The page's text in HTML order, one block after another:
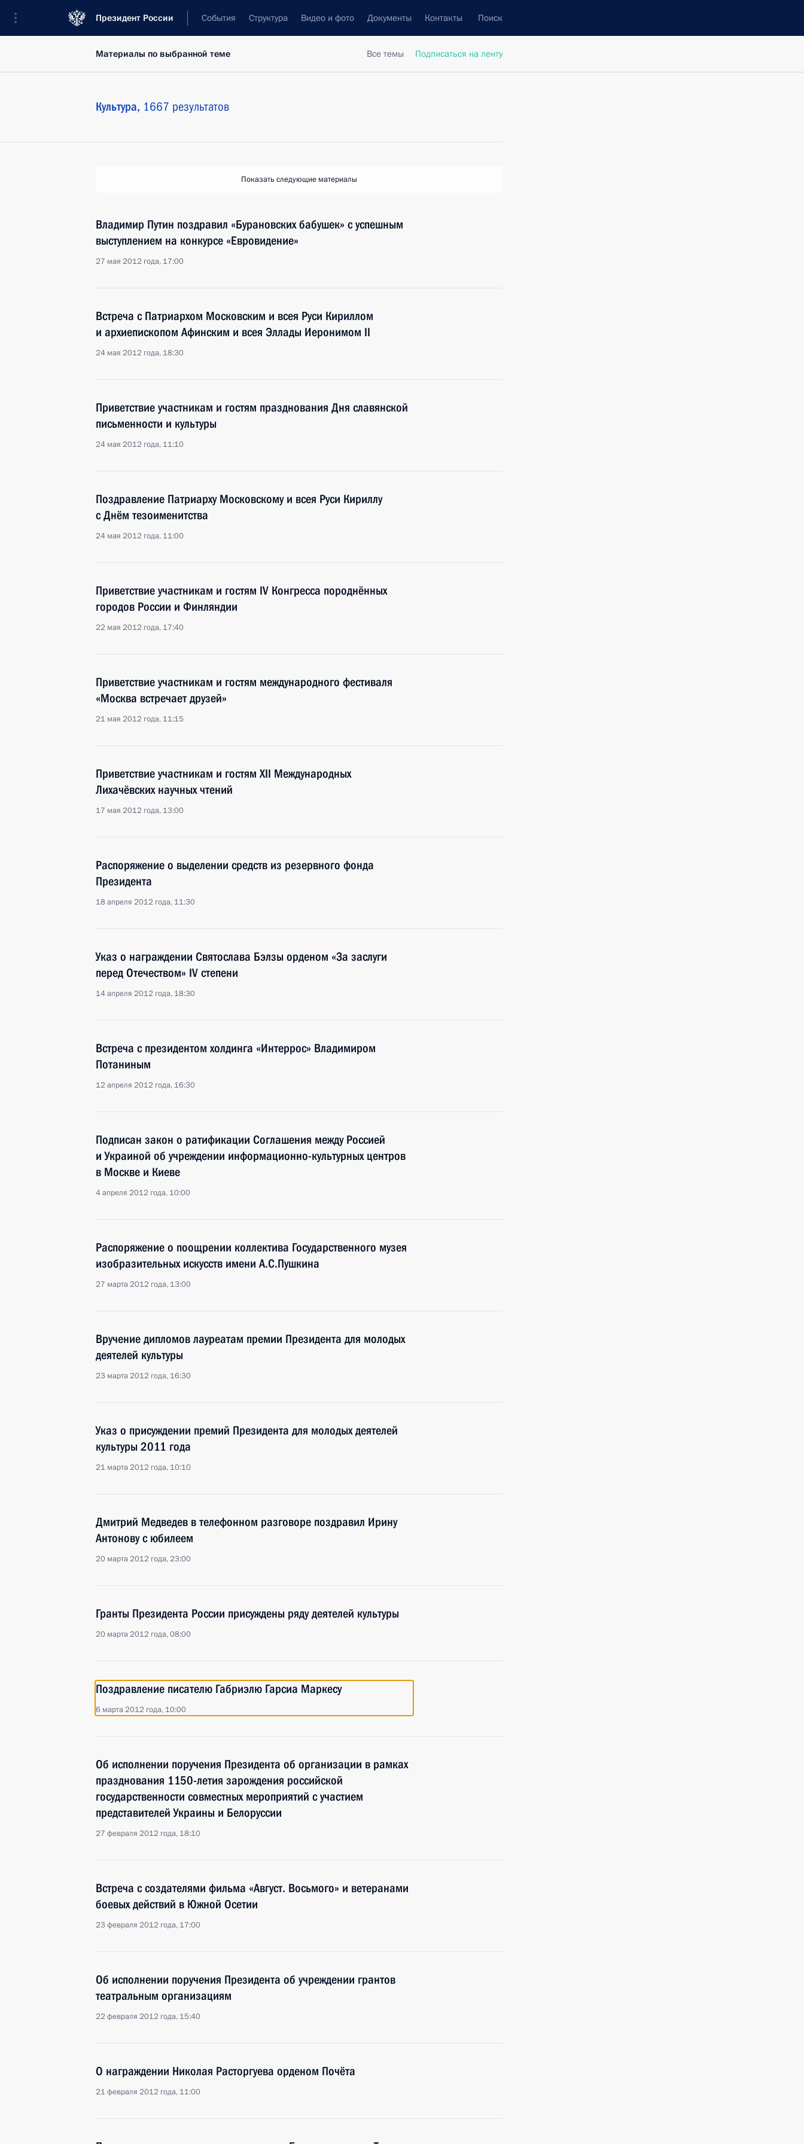
Президент России События Структура Видео и фото Документы Контакты Поиск
Все темы Подписаться на ленту
Материалы по выбранной теме
Культура, 1667 результатов
Показать следующие материалы
Владимир Путин поздравил «Бурановских бабушек» с успешным
выступлением на конкурсе «Евровидение»
27 мая 2012 года, 17:00
Встреча с Патриархом Московским и всея Руси Кириллом
и архиепископом Афинским и всея Эллады Иеронимом II
24 мая 2012 года, 18:30
Приветствие участникам и гостям празднования Дня славянской
письменности и культуры
24 мая 2012 года, 11:10
Поздравление Патриарху Московскому и всея Руси Кириллу
с Днём тезоименитства
24 мая 2012 года, 11:00
Приветствие участникам и гостям IV Конгресса породнённых
городов России и Финляндии
22 мая 2012 года, 17:40
Приветствие участникам и гостям международного фестиваля
«Москва встречает друзей»
21 мая 2012 года, 11:15
Приветствие участникам и гостям XII Международных
Лихачёвских научных чтений
17 мая 2012 года, 13:00
Распоряжение о выделении средств из резервного фонда
Президента
18 апреля 2012 года, 11:30
Указ о награждении Святослава Бэлзы орденом «За заслуги
перед Отечеством» IV степени
14 апреля 2012 года, 18:30
Встреча с президентом холдинга «Интеррос» Владимиром
Потаниным
12 апреля 2012 года, 16:30
Подписан закон о ратификации Соглашения между Россией
и Украиной об учреждении информационно-культурных центров
в Москве и Киеве
4 апреля 2012 года, 10:00
Распоряжение о поощрении коллектива Государственного музея
изобразительных искусств имени А.С.Пушкина
27 марта 2012 года, 13:00
Вручение дипломов лауреатам премии Президента для молодых
деятелей культуры
23 марта 2012 года, 16:30
Указ о присуждении премий Президента для молодых деятелей
культуры 2011 года
21 марта 2012 года, 10:10
Дмитрий Медведев в телефонном разговоре поздравил Ирину
Антонову с юбилеем
20 марта 2012 года, 23:00
Гранты Президента России присуждены ряду деятелей культуры
20 марта 2012 года, 08:00
Поздравление писателю Габриэлю Гарсиа Маркесу
6 марта 2012 года, 10:00
Об исполнении поручения Президента об организации в рамках
празднования 1150-летия зарождения российской
государственности совместных мероприятий с участием
представителей Украины и Белоруссии
27 февраля 2012 года, 18:10
Встреча с создателями фильма «Август. Восьмого» и ветеранами
боевых действий в Южной Осетии
23 февраля 2012 года, 17:00
Об исполнении поручения Президента об учреждении грантов
театральным организациям
22 февраля 2012 года, 15:40
О награждении Николая Расторгуева орденом Почёта
21 февраля 2012 года, 11:00